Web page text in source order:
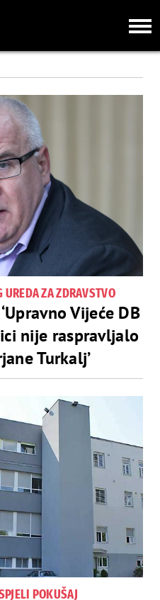
ZA ZDRAVSTVO
‘Upravno Vijeće DB
nije raspravljalo
Turkalj’
POKUŠAJ